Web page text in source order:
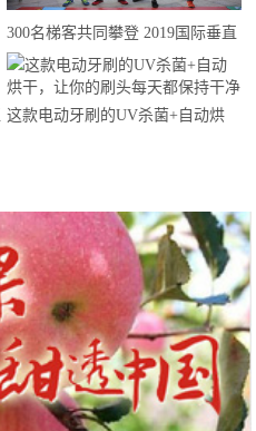
300名梯客共同攀登 2019国际垂直
马拉松超级精英赛顺德海骏达中心
站欢乐开跑
这款电动牙刷的UV杀菌+自动烘